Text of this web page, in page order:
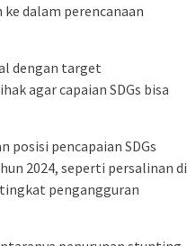
dalam perencanaan
dengan target
agar capaian SDGs bisa
posisi pencapaian SDGs
2024, seperti persalinan di
pengangguran